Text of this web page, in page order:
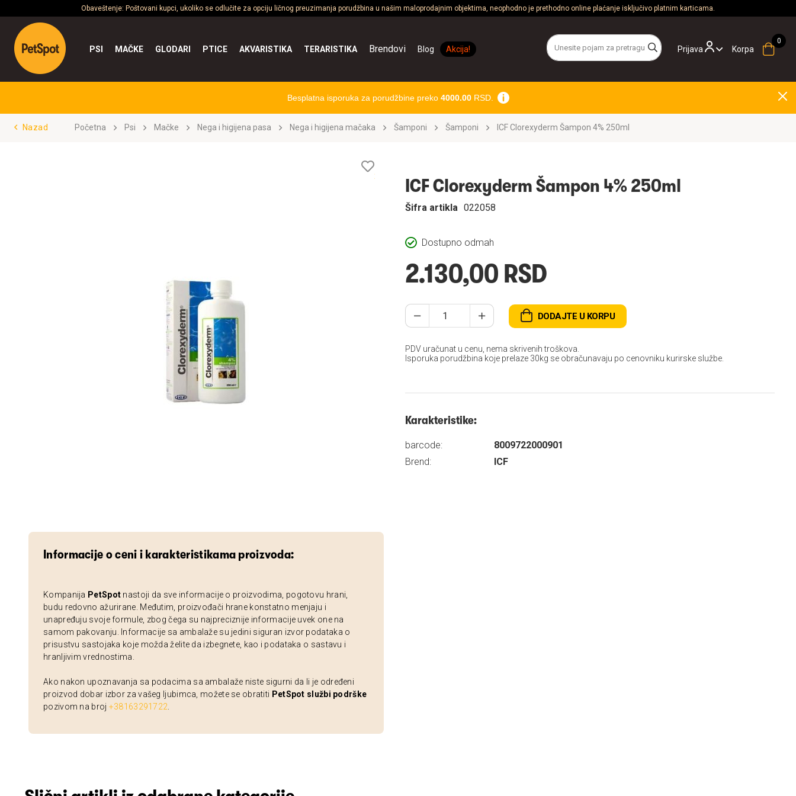
Obaveštenje: Poštovani kupci, ukoliko se odlučite za opciju ličnog preuzimanja porudžbina u našim maloprodajnim objektima, neophodno je prethodno online plaćanje isključivo platnim karticama.
Prijava
PSI MAČKE GLODARI PTICE AKVARISTIKA TERARISTIKA Brendovi Blog Akcija! Korpa
Besplatna isporuka za porudžbine preko 4000.00RSD.
Nazad Početna Psi Mačke Nega i higijena pasa Nega i higijena mačaka Šamponi Šamponi ICF Clorexyderm Šampon 4% 250ml
Informacije o ceni i karakteristikama proizvoda:
Kompanija PetSpot nastoji da sve informacije o proizvodima, pogotovu hrani,
budu redovno ažurirane. Međutim, proizvođači hrane konstatno menjaju i
unapređuju svoje formule, zbog čega su najpreciznije informacije uvek one na
samom pakovanju. Informacije sa ambalaže su jedini siguran izvor podataka o
prisustvu sastojaka koje možda želite da izbegnete, kao i podataka o sastavu i
hranljivim vrednostima.
Ako nakon upoznavanja sa podacima sa ambalaže niste sigurni da li je određeni
proizvod dobar izbor za vašeg ljubimca, možete se obratiti PetSpot službi podrške
pozivom na broj +38163291722
želja
ICF Clorexyderm Šampon 4% 250ml
Dostupno odmah
Šifra artikla 022058
2.130,00 RSD
DODAJTE U KORPU
PDV uračunat u cenu, nema skrivenih troškova.
Isporuka porudžbina koje prelaze 30kg se obračunavaju po cenovniku kurirske službe.
Karakteristike:
barcode:
8009722000901
Brend:
ICF